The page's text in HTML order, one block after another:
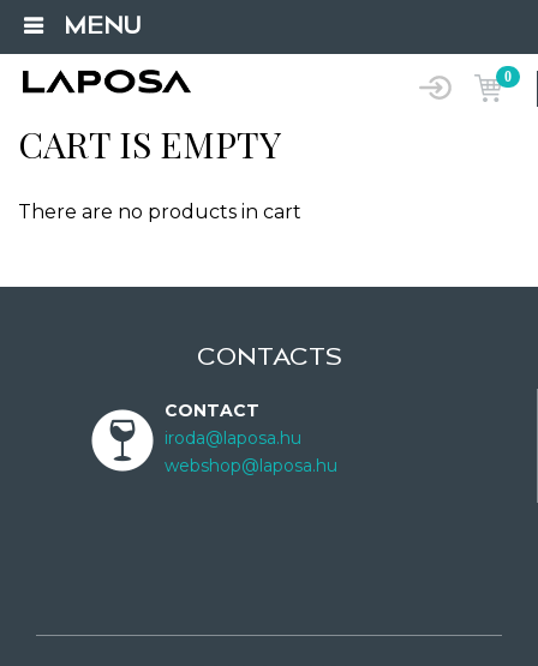
MENU
0
CART IS EMPTY
There are no products in cart
CONTACTS
CONTACT
iroda@laposa.hu
webshop@laposa.hu